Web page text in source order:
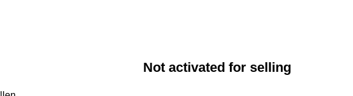
Not acti­va­ted for selling